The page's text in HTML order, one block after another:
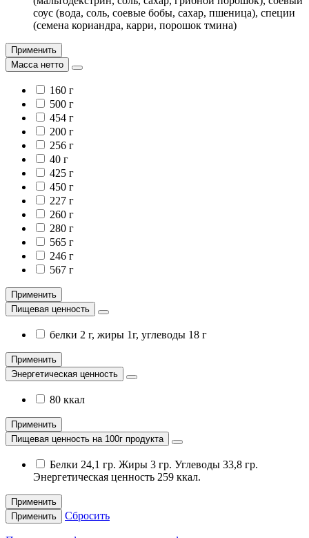
соус (вода, соль, соевые бобы, сахар, пшеница), специи
(семена кориандра, карри, порошок тмина)
Применить
Масса нетто
160 г
500 г
454 г
200 г
256 г
40 г
425 г
450 г
227 г
260 г
280 г
565 г
246 г
567 г
Применить
Пищевая ценность
белки 2 г, жиры 1г, углеводы 18 г
Применить
Энергетическая ценность
80 ккал
Применить
Пищевая ценность на 100г продукта
Белки 24,1 гр. Жиры 3 гр. Углеводы 33,8 гр.
Энергетическая ценность 259 ккал.
Применить
Применить
Сбросить